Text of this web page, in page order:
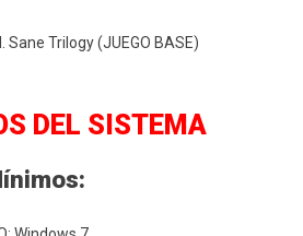
Sane Trilogy (JUEGO BASE)
DEL SISTEMA